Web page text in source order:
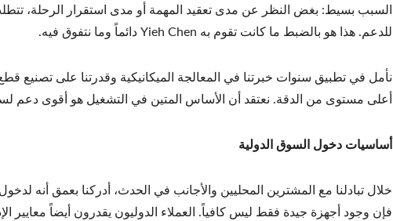
السبب بسيط: بغض النظر عن مدى تعقيد المهمة أو مدى استقرار الرحلة،
للدعم. هذا هو بالضبط ما كانت تقوم به Yieh Chen دائماً وما نتفوق فيه.
نأمل في تطبيق سنوات خبرتنا في المعالجة الميكانيكية وقدرتنا على تصنيع
أعلى مستوى من الدقة. نعتقد أن الأساس المتين في التشغيل هو أقوى دعم
أساسيات دخول السوق الدولية
خلال تبادلنا مع المشترين المحليين والأجانب في الحدث، أدركنا بعمق أنه
فإن وجود أجهزة جيدة فقط ليس كافياً. العملاء الدوليون يقدرون أيضاً معايير